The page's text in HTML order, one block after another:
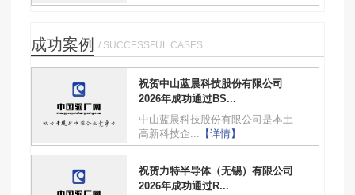
成功案例 / SUCCESSFUL CASES
祝贺中山蓝晨科技股份有限公司
2026年成功通过BS...
中山蓝晨科技股份有限公司是本土
高新科技企...
【详情】
祝贺力特半导体（无锡）有限公司
2026年成功通过R...